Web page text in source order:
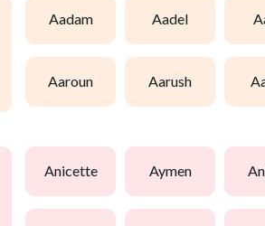
aadam aadel
aaroun aarush
anicette aymen